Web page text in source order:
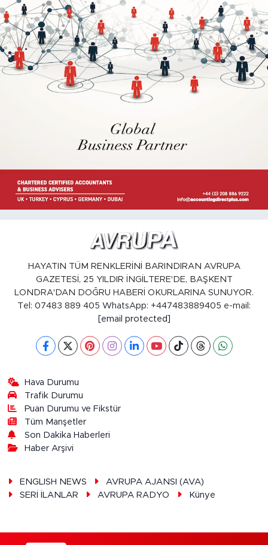
HAYATIN TÜM RENKLERİNİ BARINDIRAN AVRUPA
GAZETESİ, 25 YILDIR İNGİLTERE'DE, BAŞKENT
LONDRA'DAN DOĞRU HABERİ OKURLARINA SUNUYOR.
Tel: 07483 889 405 WhatsApp: +447483889405 e-mail:
[email protected]
Hava Durumu
Trafik Durumu
Puan Durumu ve Fikstür
Tüm Manşetler
Son Dakika Haberleri
Haber Arşivi
ENGLISH NEWS
AVRUPA AJANSI (AVA)
SERİ İLANLAR
AVRUPA RADYO Künye